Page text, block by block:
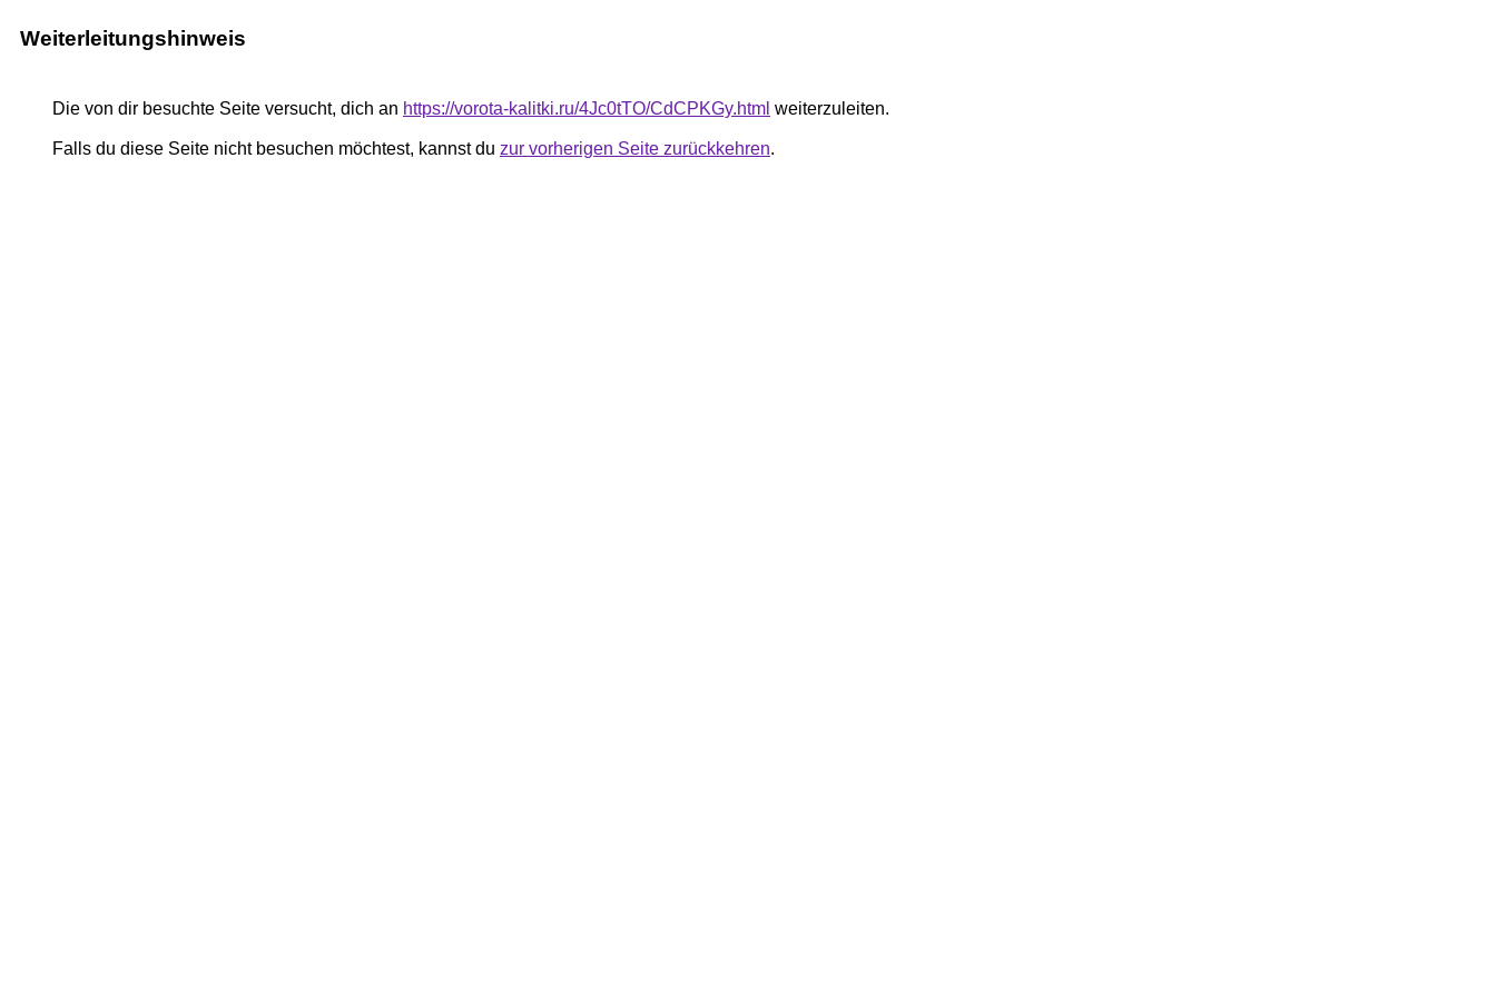
Weiterleitungshinweis
Die von dir besuchte Seite versucht, dich an https://vorota-kalitki.ru/4Jc0tTO/CdCPKGy.html weiterzuleiten.
Falls du diese Seite nicht besuchen möchtest, kannst du zur vorherigen Seite zurückkehren.